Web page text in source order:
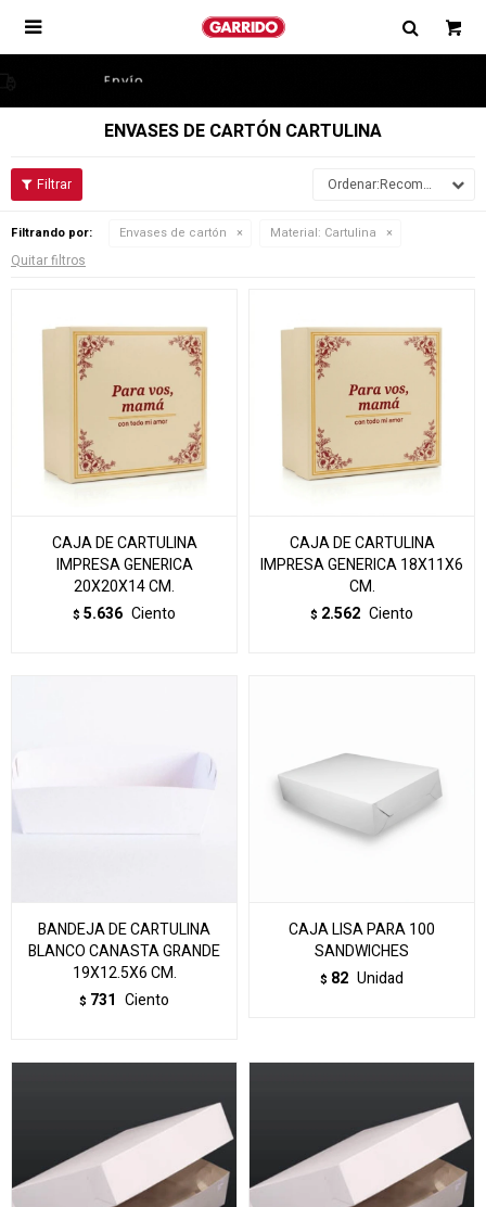

ENVASES DE CARTÓN CARTULINA
Recomendados
Filtrando por: Envases de cartón Material: Cartulina
Quitar filtros
CAJA DE CARTULINA
IMPRESA GENERICA
20X20X14 CM.
$ 5.636 Ciento
CAJA DE CARTULINA
IMPRESA GENERICA 18X11X6
CM.
$ 2.562 Ciento
BANDEJA DE CARTULINA
BLANCO CANASTA GRANDE
19X12.5X6 CM.
$ 731 Ciento
CAJA LISA PARA 100
SANDWICHES
$ 82 Unidad